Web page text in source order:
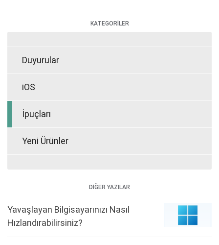
KATEGORİLER
Duyurular
iOS
İpuçları
Yeni Ürünler
DİĞER YAZILAR
Yavaşlayan Bilgisayarınızı Nasıl
Hızlandırabilirsiniz?